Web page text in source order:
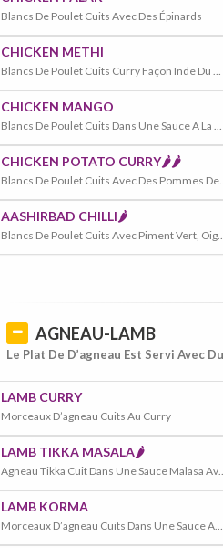
Blancs De Poulet Cuits Avec Des Épinards
CHICKEN METHI
Blancs De Poulet Cuits Curry Façon Inde Du Nord Avec Des Tomates Fraiches Et Du Fenugrec
CHICKEN MANGO
Blancs De Poulet Cuits Dans Une Sauce A La Mangue
CHICKEN POTATO CURRY🌶️🌶️
Blancs De Poulet Cuits
AASHIRBAD CHILLI🌶️
Blancs De Poulet Cuits Avec
AGNEAU-LAMB
Le Plat De D’agneau Est Servi Avec
LAMB CURRY
Morceaux D’agneau Cuits Au Curry
LAMB TIKKA MASALA🌶️
Agneau Tikka Cuit Dans Une
LAMB KORMA
Morceaux D’agneau Cuits Dans Une Sauce Aux Noix De Cajou